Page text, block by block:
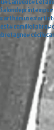
#camillefabro